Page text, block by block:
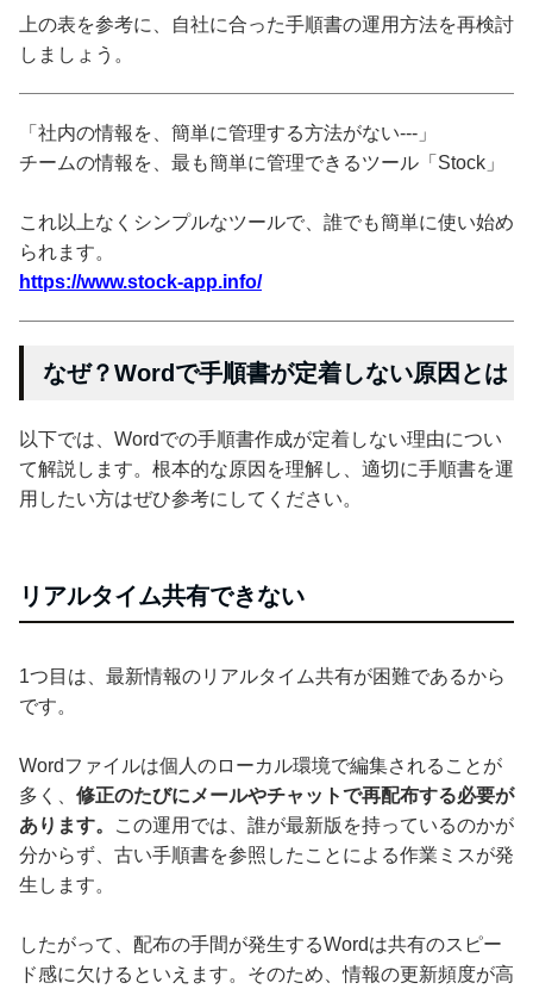
上の表を参考に、自社に合った手順書の運用方法を再検討
しましょう。
「社内の情報を、簡単に管理する方法がない---」
チームの情報を、最も簡単に管理できるツール「Stock」
これ以上なくシンプルなツールで、誰でも簡単に使い始め
られます。
https://www.stock-app.info/
なぜ？Wordで手順書が定着しない原因とは
以下では、Wordでの手順書作成が定着しない理由につい
て解説します。根本的な原因を理解し、適切に手順書を運
用したい方はぜひ参考にしてください。
リアルタイム共有できない
1つ目は、最新情報のリアルタイム共有が困難であるから
です。
Wordファイルは個人のローカル環境で編集されることが
多く、 修正のたびにメールやチャットで再配布する必要が
あります。
この運用では、誰が最新版を持っているのかが
分からず、古い手順書を参照したことによる作業ミスが発
生します。
したがって、配布の手間が発生するWordは共有のスピー
ド感に欠けるといえます。そのため、情報の更新頻度が高